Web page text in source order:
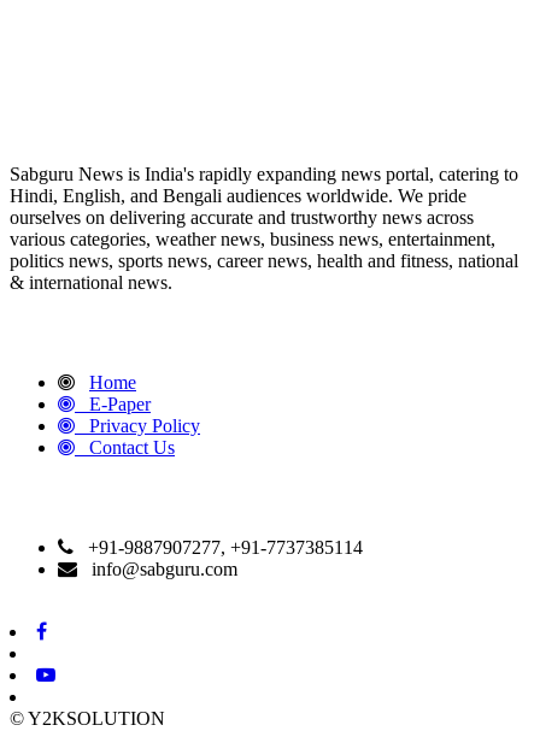
Sabguru News is India's rapidly expanding news portal, catering to
Hindi, English, and Bengali audiences worldwide. We pride
ourselves on delivering accurate and trustworthy news across
various categories, weather news, business news, entertainment,
politics news, sports news, career news, health and fitness, national
& international news.
Home
E-Paper
Privacy Policy
Contact Us
+91-9887907277, +91-7737385114
info@sabguru.com
© Y2KSOLUTION